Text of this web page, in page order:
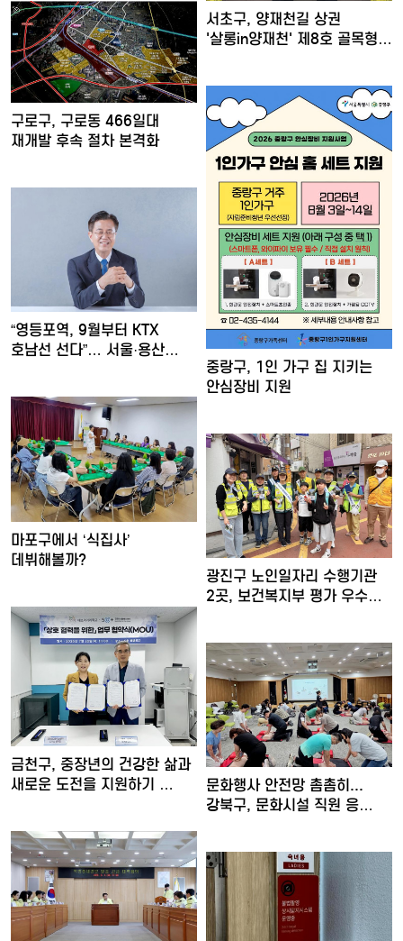
서초구, 양재천길 상권
'살롱in양재천' 제8호 골목형…
구로구, 구로동 466일대
재개발 후속 절차 본격화
중랑구, 1인 가구 집 지키는
안심장비 지원
“영등포역, 9월부터 KTX
호남선 선다”… 서울·용산…
마포구에서 ‘식집사’
데뷔해볼까?
광진구 노인일자리 수행기관
2곳, 보건복지부 평가 우수…
금천구, 중장년의 건강한 삶과
새로운 도전을 지원하기 …
문화행사 안전망 촘촘히...
강북구, 문화시설 직원 응…